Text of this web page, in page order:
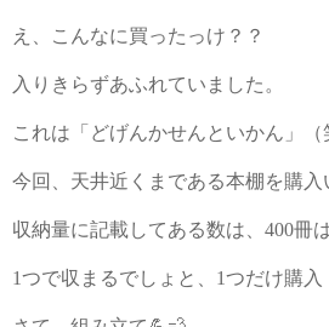
え、こんなに買ったっけ？？
入りきらずあふれていました。
これは「どげんかせんといかん」（
今回、天井近くまである本棚を購入
収納量に記載してある数は、 400冊
1つで収まるでしょと、 1つだけ購入